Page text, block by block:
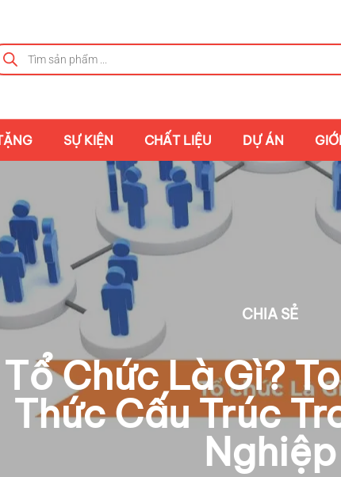
SỰ KIỆN CHẤT LIỆU DỰ ÁN
CHIA SẺ
Tổ Chức Là Gì?
Thức Cấu Trúc
Nghiệp